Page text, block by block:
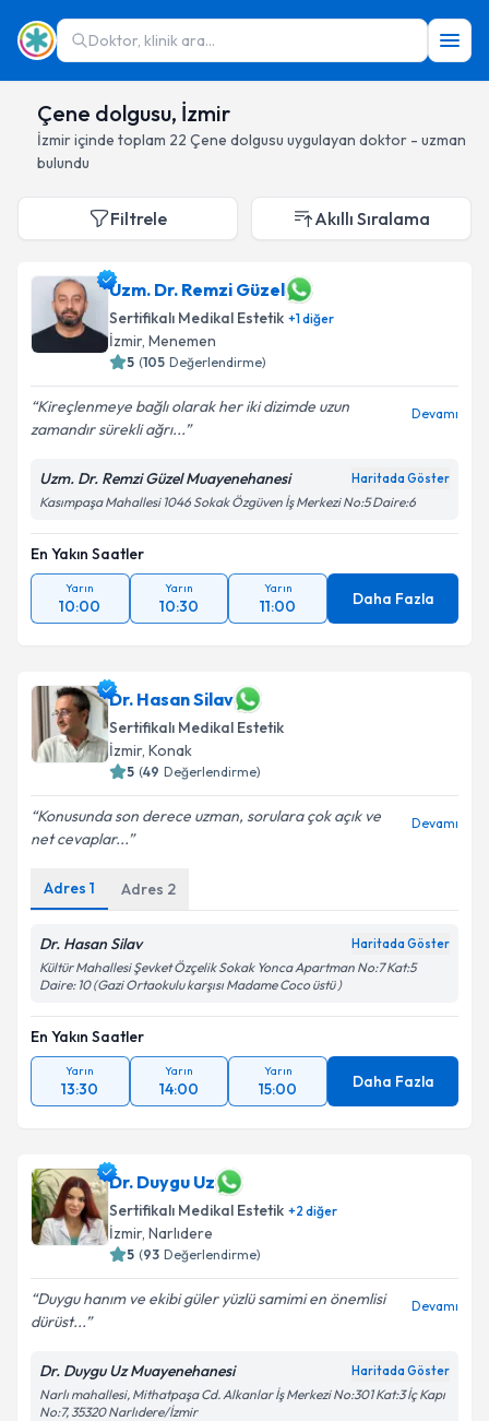
Doktor, klinik ara...
Çene dolgusu, İzmir
İzmiriçinde toplam 22 Çene dolgusu uygulayan doktor - uzman
bulundu
Filtrele Akıllı Sıralama
Uzm. Dr. Remzi Güzel
Sertifikalı Medikal Estetik +1diğer
İzmir, Menemen
5 (105 Değerlendirme)
Kireçlenmeye bağlı olarak her iki dizimde uzun
zamandır sürekli ağrı...
Devamı
Uzm. Dr. Remzi Güzel Muayenehanesi Haritada Göster
Kasımpaşa Mahallesi 1046 Sokak Özgüven İş Merkezi No:5 Daire:6
En Yakın Saatler
Yarın
10:00
Yarın
10:30
Yarın
11:00 Daha Fazla
Dr. Hasan Silav
Sertifikalı Medikal Estetik
İzmir, Konak
5 (49 Değerlendirme)
Konusunda son derece uzman, sorulara çok açık ve
net cevaplar...
Devamı
Adres 1 Adres 2
Dr. Hasan Silav Haritada Göster
Kültür Mahallesi Şevket Özçelik Sokak Yonca Apartman No:7 Kat:5
Daire: 10 (Gazi Ortaokulu karşısı Madame Coco üstü )
En Yakın Saatler
Yarın
13:30
Yarın
14:00
Yarın
15:00 Daha Fazla
Dr. Duygu Uz
Sertifikalı Medikal Estetik +2 diğer
İzmir, Narlıdere
5 (93 Değerlendirme)
Duygu hanım ve ekibi güler yüzlü samimi en önemlisi
dürüst...
Devamı
Dr. Duygu Uz Muayenehanesi Haritada Göster
Narlı mahallesi, Mithatpaşa Cd. Alkanlar İş Merkezi No:301 Kat:3 İç Kapı
No:7, 35320 Narlıdere/İzmir